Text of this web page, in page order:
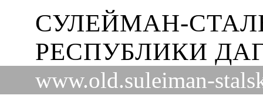
СУЛЕЙМАН-
РЕСПУБЛИКИ
www.old.suleiman-